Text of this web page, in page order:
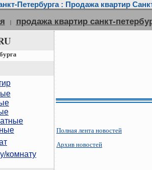
Петербурга : Продажа квартир
| продажа квартир санкт-
комнату
Полная лента новостей
Архив новостей